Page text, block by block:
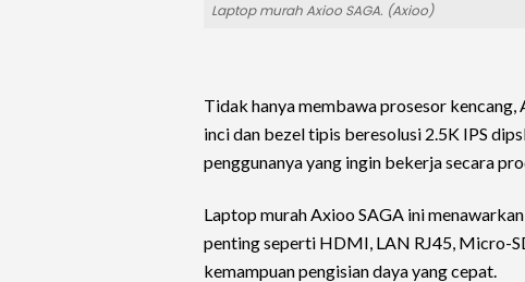
Laptop murah Axioo SAGA. (Axioo)
Tidak hanya membawa prosesor
inci dan bezel tipis beresolusi 2.5K IPS
penggunanya yang ingin bekerja secara
Laptop murah Axioo SAGA ini
penting seperti HDMI, LAN RJ45, Micro-
kemampuan pengisian daya yang cepat.